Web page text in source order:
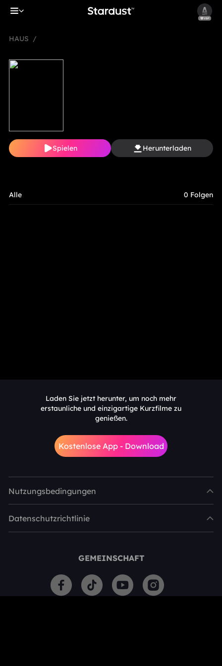
HAUS /
Spielen Herunterladen
Alle 0 Folgen
Laden Sie jetzt herunter, um noch mehr
erstaunliche und einzigartige Kurzfilme zu
genießen.
Kostenlose App - Download
Nutzungsbedingungen
Datenschutzrichtlinie
GEMEINSCHAFT